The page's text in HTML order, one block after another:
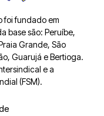
foi fundado em
base são: Peruíbe,
Grande, São
Guarujá e Bertioga.
e a
(FSM).